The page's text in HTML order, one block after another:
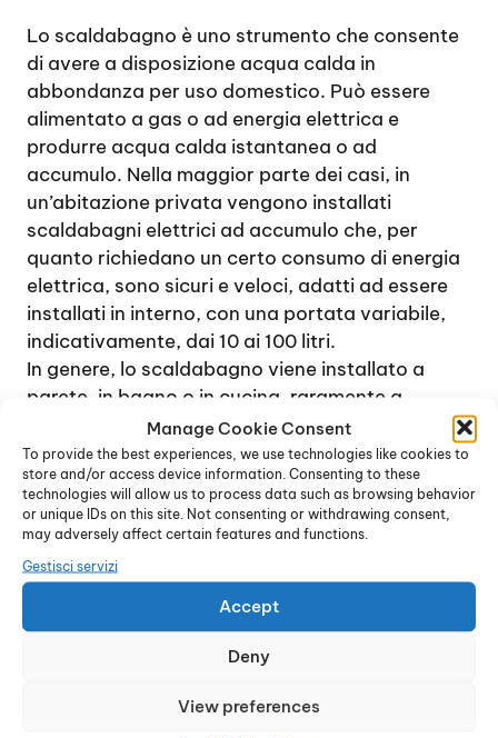
Manage Cookie Consent
To provide the best experiences, we use technologies like cookies to
store and/or access device information. Consenting to these
technologies will allow us to process data such as browsing behavior
or unique IDs on this site. Not consenting or withdrawing consent,
may adversely affect certain features and functions.
Gestisci servizi
Accept
Deny
View preferences
Lo scaldabagno è uno strumento che consente
di avere a disposizione acqua calda in
abbondanza per uso domestico. Può essere
alimentato a gas o ad energia elettrica e
produrre acqua calda istantanea o ad
accumulo. Nella maggior parte dei casi, in
un’abitazione privata vengono installati
scaldabagni elettrici ad accumulo che, per
quanto richiedano un certo consumo di energia
elettrica, sono sicuri e veloci, adatti ad essere
installati in interno, con una portata variabile,
indicativamente, dai 10 ai 100 litri.
In genere, lo scaldabagno viene installato a
parete, in bagno o in cucina, raramente a
pavimento, a meno che non si tratti di un
dispositivo di grandi dimensioni. Per ridurre al
minimo le spese di gestione, si consiglia di
installare uno scaldabagno di proporzioni
adeguate alle effettive necessità, tenendo
conto che, approssimativamente, il consumo di
intorno ai 60 litri al giorno.
Per una famiglia di 4 / 5 persona, che utilizzino
scegliere un modello piuttosto capiente mentre,